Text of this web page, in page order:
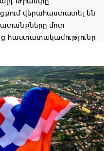
վերահաստատել են
մոտ
հաստատակամությունը
են ունեցել․
նախագծի
կդառնար 77